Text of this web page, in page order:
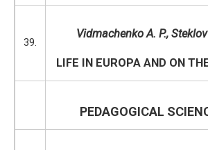
39.
Vidmachenko A. P., Steklov
LIFE IN EUROPA AND ON
PEDAGOGICAL